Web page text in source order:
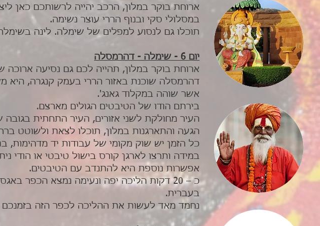
ארוחת בוקר במלון, הרכב יהייה לרשותכם כאן
במסלולי סקי ובנוף הררי עוצר נשימה.
תוכלו גם לנסוע למפלים של שימלה. לינה
יום 6 - שימלה - דהרמסלה
ארוחת בוקר במלון, תהייה לכם גם נסיעה ארוכה של
דהרמסלה שוכנת באזור הררי בעמק קנגרה, היא
אשר שוהה במקלוד גאנג'.
בירתם הודו של הטיבטים הגולים מארצם.
העיר מחולקת לשני אזורים, העיר התחתית בגובה של 1250 מ' והעיר העליונה מקלוד גאנג' בגובה של
כל הזמן יש שוק מקומי של עבודות יד מדהימות,
במידה ותרצו לארגן קורס בישול טיבטי או הודי
אפשרות נוספת היא להתנדב עם הטיבטים.
כ – 20 דקות הליכה יפה ונעימה נמצא הכפר
בעברית.
נחמד מאד לעשות את ההליכה לכפר הזה בזמנכם